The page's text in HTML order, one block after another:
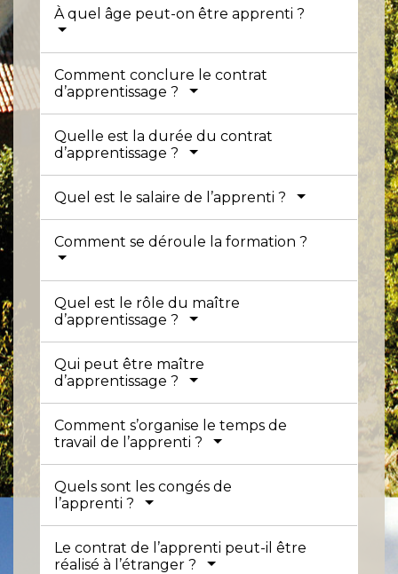
À quel âge peut-on être apprenti ?
Comment conclure le contrat
d’apprentissage ?
Quelle est la durée du contrat
d’apprentissage ?
Quel est le salaire de l’apprenti ?
Comment se déroule la formation ?
Quel est le rôle du maître
d’apprentissage ?
Qui peut être maître
d’apprentissage ?
Comment s’organise le temps de
travail de l’apprenti ?
Quels sont les congés de
l’apprenti ?
Le contrat de l’apprenti peut-il être
réalisé à l’étranger ?